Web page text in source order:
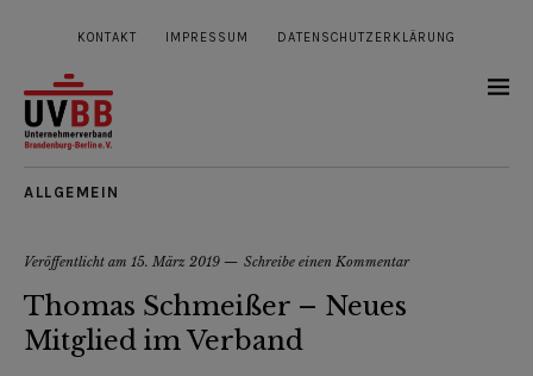
KONTAKT IMPRESSUM DATENSCHUTZERKLÄRUNG
ALLGEMEIN
Veröffentlicht am 15. März 2019 Schreibe einen Kommentar
Thomas Schmeißer – Neues
Mitglied im Verband